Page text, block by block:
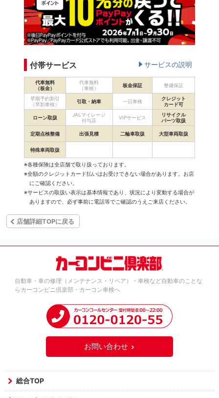
付帯サービス サービスの説明
代車無料
（板金）
代車無料
（車検）
板金保証 整備保証
早期予約割引
（早割車検）
引取・納車 一日車検
クレジット
カード可
ローン取扱
JALマイレージ
付与店
VIPサービス
リサイクル
パーツ取扱
定期点検整備 出張見積 二輪車取扱 大型車両取扱
特殊車両取扱
※各種保険は全店舗で取り扱っております。
※全額のクレジットカード払いはお受けできない場合があります。お店
にご確認ください。
※サービスの取扱い表示は基本情報であり、状況により変動する場合が
ありますので、必ず事前に電話等でご確認のうえご来店ください。
店舗詳細TOPに戻る
自動車・車の修理（メンテナンス・リペア）・車検など自動車のことな
らカーコンビニ倶楽部・カーコン車検へ
お問い合わせ
総合TOP